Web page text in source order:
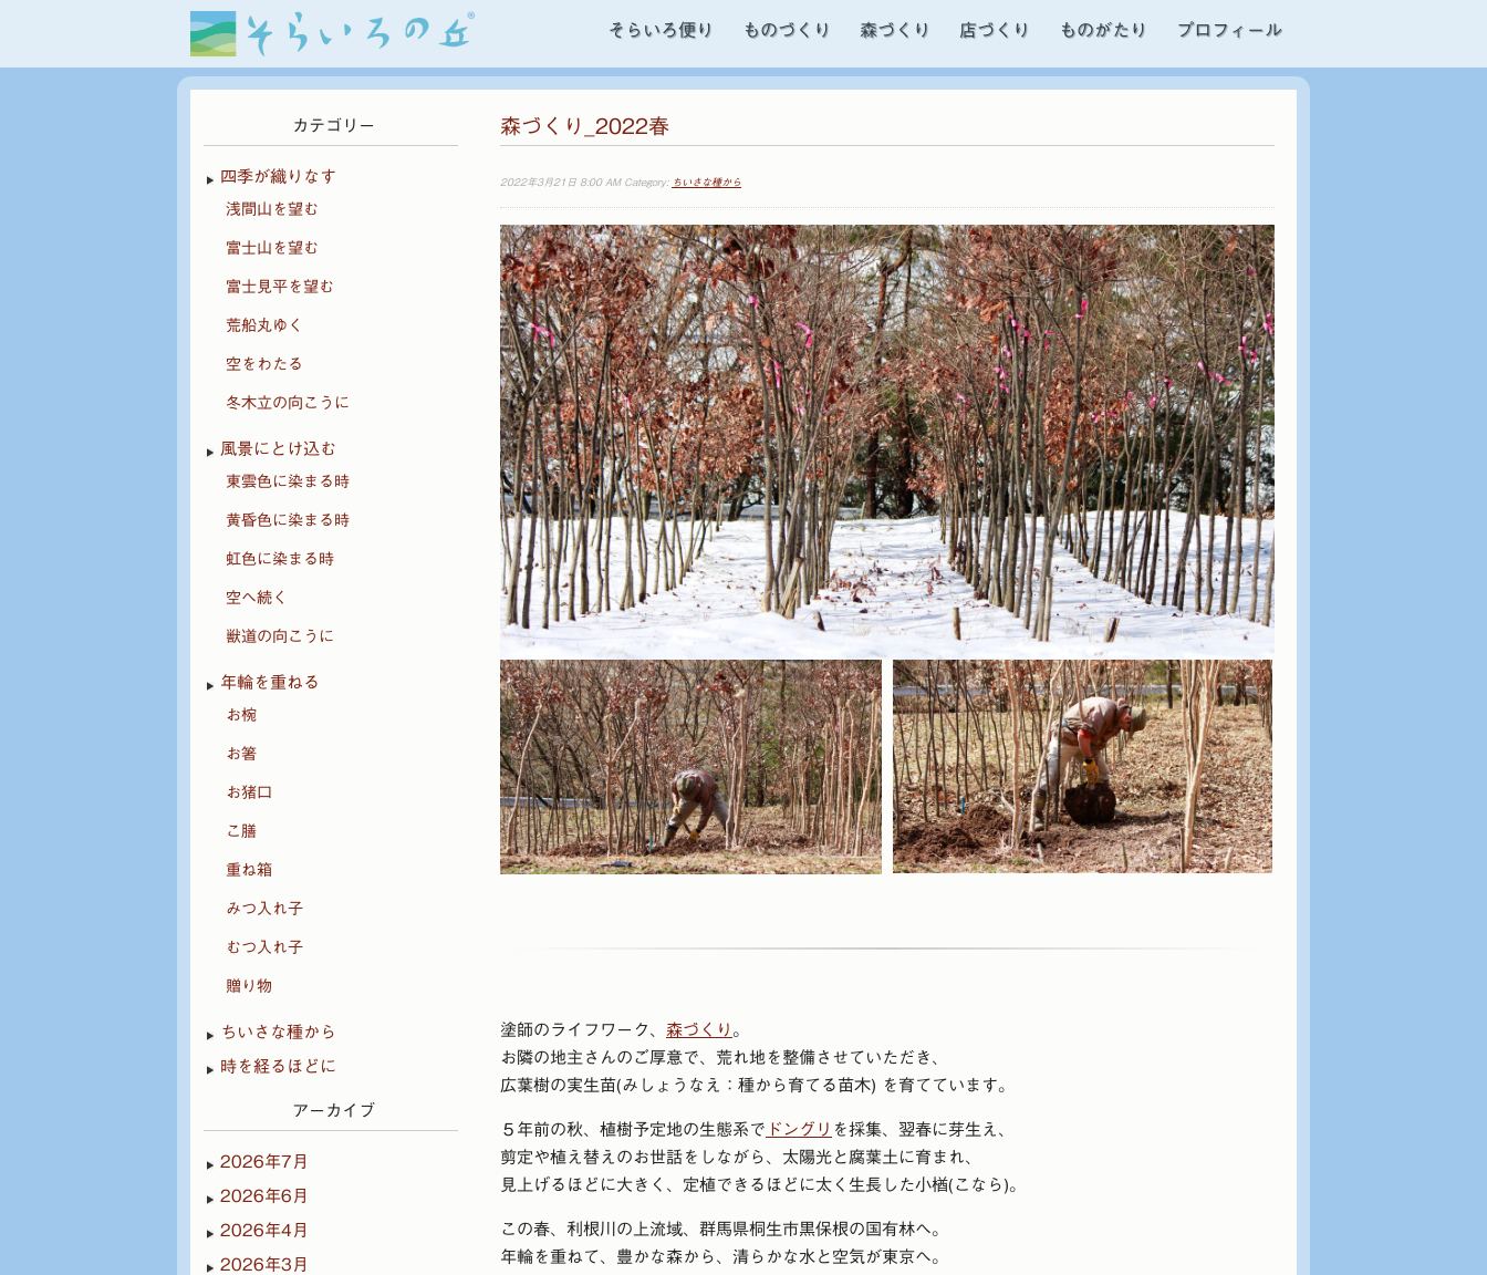
そらいろ便り ものづくり 森づくり 店づくり ものがたり プロフィール
森づくり_2022春
2022年3月21日 8:00 AM Category: ちいさな種から
塗師のライフワーク、 森づくり 。
お隣の地主さんのご厚意で、荒れ地を整備させていただき、
広葉樹の実生苗(みしょうなえ：種から育てる苗木) を育てています。
５年前の秋、植樹予定地の生態系で ドングリ を採集、翌春に芽生え、
剪定や植え替えのお世話をしながら、太陽光と腐葉土に育まれ、
見上げるほどに大きく、定植できるほどに太く生長した小楢(こなら)。
この春、利根川の上流域、群馬県桐生市黒保根の国有林へ。
年輪を重ねて、豊かな森から、清らかな水と空気が東京へ。
カテゴリー
四季が織りなす
浅間山を望む
富士山を望む
富士見平を望む
荒船丸ゆく
空をわたる
冬木立の向こうに
風景にとけ込む
東雲色に染まる時
黄昏色に染まる時
虹色に染まる時
空へ続く
獣道の向こうに
年輪を重ねる
お椀
お箸
お猪口
こ膳
重ね箱
みつ入れ子
むつ入れ子
贈り物
ちいさな種から
時を経るほどに
アーカイブ
2026年7月
2026年6月
2026年4月
2026年3月